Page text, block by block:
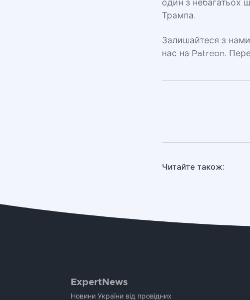
один з небагатьох
Трампа.
Залишайтеся з
нас на Patreon.
Читайте також:
ExpertNews
Новини України від провідних